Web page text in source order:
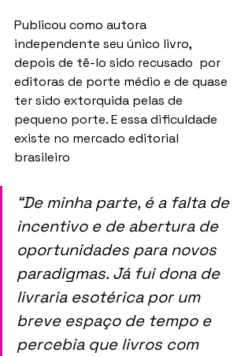
Publicou como autora
independente seu único livro,
depois de tê-lo sido recusado  por
editoras de porte médio e de quase
ter sido extorquida pelas de
pequeno porte. E essa dificuldade
existe no mercado editorial
brasileiro
“De minha parte, é a falta de
incentivo e de abertura de
oportunidades para novos
paradigmas. Já fui dona de
livraria esotérica por um
breve espaço de tempo e
percebia que livros com